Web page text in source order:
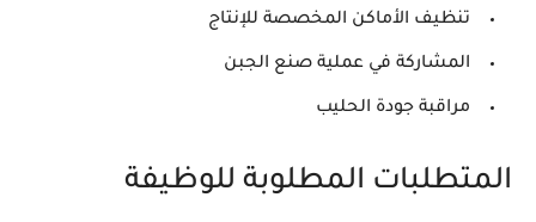
تنظيف الأماكن المخصصة للإنتاج
المشاركة في عملية صنع الجبن
مراقبة جودة الحليب
المتطلبات المطلوبة للوظيفة